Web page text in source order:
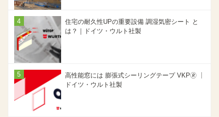
住宅の耐久性UPの重要設備 調湿気密シート と
は？｜ドイツ・ウルト社製
高性能窓には 膨張式シーリングテープ VKP🄬 ｜
ドイツ・ウルト社製